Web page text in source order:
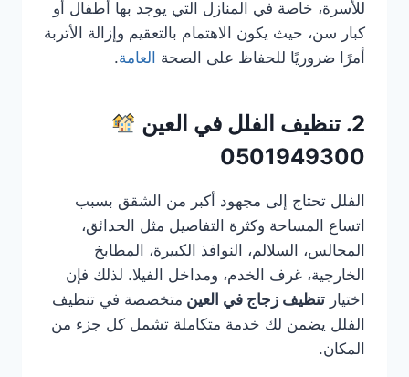
للأسرة، خاصة في المنازل التي يوجد بها أطفال أو
كبار سن، حيث يكون الاهتمام بالتعقيم وإزالة الأتربة
أمرًا ضروريًا للحفاظ على الصحة العامة.
2. تنظيف الفلل في العين
0501949300
الفلل تحتاج إلى مجهود أكبر من الشقق بسبب
اتساع المساحة وكثرة التفاصيل مثل الحدائق،
المجالس، السلالم، النوافذ الكبيرة، المطابخ
الخارجية، غرف الخدم، ومداخل الفيلا. لذلك فإن
اختيار تنظيف زجاج في العين متخصصة في تنظيف
الفلل يضمن لك خدمة متكاملة تشمل كل جزء من
المكان.